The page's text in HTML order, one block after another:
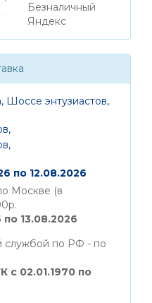
Безналичный
Яндекс
Шоссе энтузиастов,
по 12.08.2026
Москве (в
по 13.08.2026
службой по РФ - по
с 02.01.1970 по